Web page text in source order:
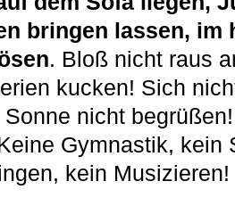
bringen lassen, im
. Bloß nicht raus
kucken! Sich
nicht
Gymnastik, kein
kein